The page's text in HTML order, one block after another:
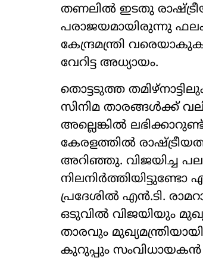
തണലില്‍ ഇടതു
പരാജയമായിരുന്നു
കേന്ദ്രമന്ത്രി
വേറിട്ട അധ്യായം.
തൊട്ടടുത്ത
സിനിമ താരങ്ങള്‍ക്ക്
അല്ലെങ്കില്‍
കേരളത്തില്‍
അറിഞ്ഞു. വിജയിച്ച പല
പ്രദേശില്‍ എൻ.ടി.
ഒടുവില്‍ വിജയിയും
താരവും
കുറുപ്പും സംവിധായകൻ